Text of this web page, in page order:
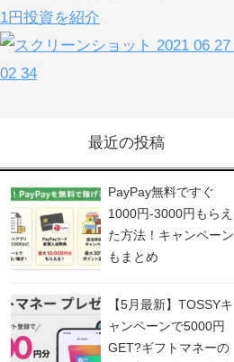
1円投資を紹介
最近の投稿
PayPay無料ですぐ
1000円-3000円もらえ
た方法！キャンペーン
もまとめ
【5月最新】TOSSYキ
ャンペーンで5000円
GET?ギフトマネーの